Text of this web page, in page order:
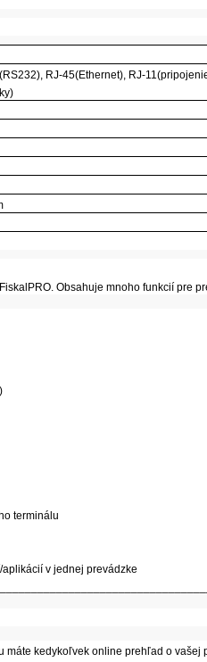
RJ-45(Ethernet), RJ-
Obsahuje mnoho funkcií pre
terminálu
v jednej prevádzke
kedykoľvek online prehľad o